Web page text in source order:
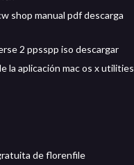
shop manual pdf descarga
2 ppsspp iso descargar
la aplicación mac os x utilities
de florenfile